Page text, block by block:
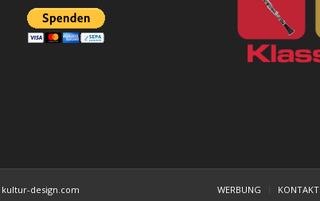
kultur-design.com WERBUNG KONTAKT